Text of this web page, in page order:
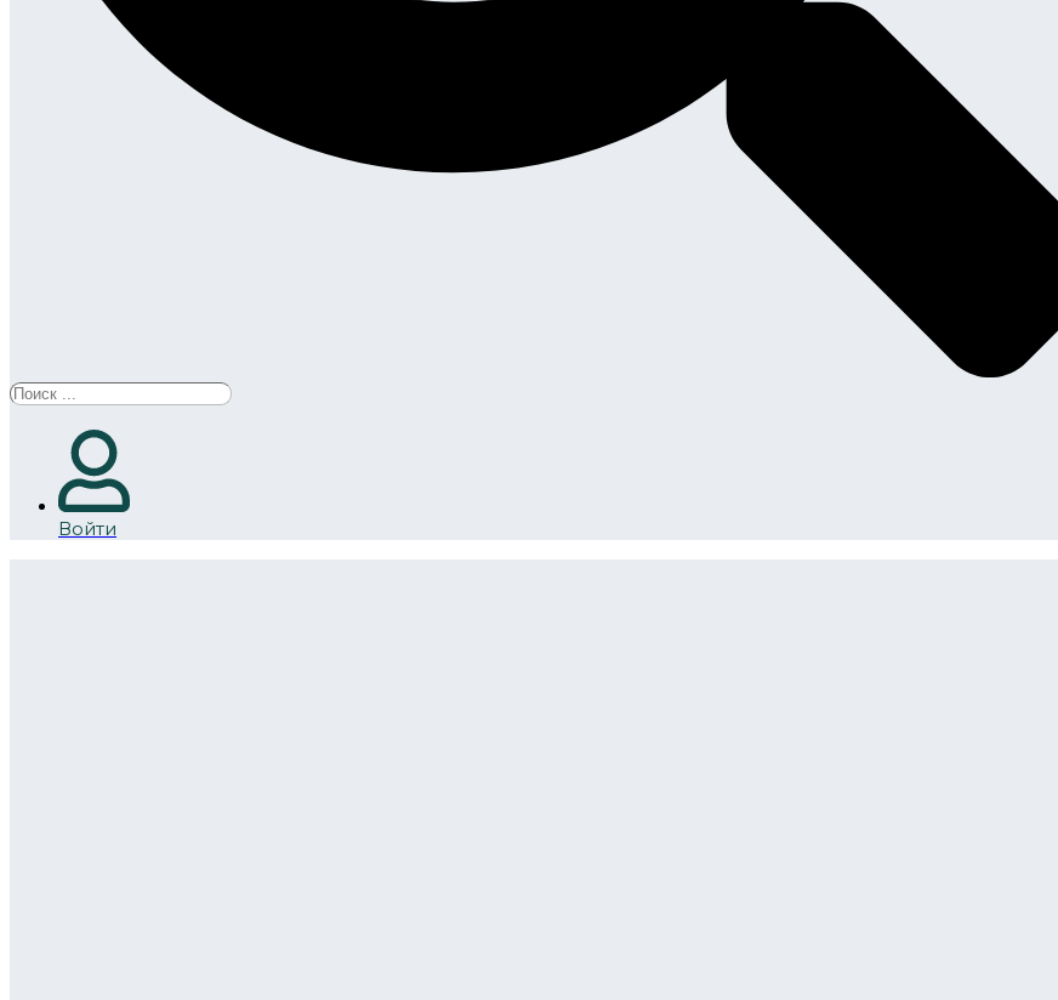
Search
Войти